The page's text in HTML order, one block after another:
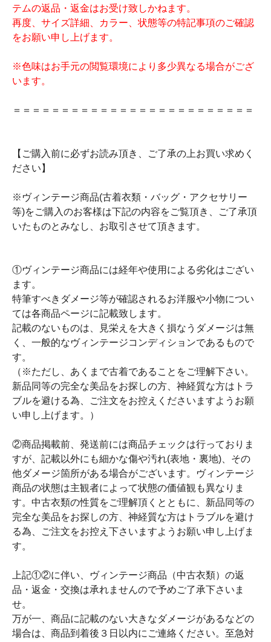
テムの返品・返金はお受け致しかねます。
再度、サイズ詳細、カラー、状態等の特記事項のご確認
をお願い申し上げます。
※色味はお手元の閲覧環境により多少異なる場合がござ
います。
＝＝＝＝＝＝＝＝＝＝＝＝＝＝＝＝＝＝＝＝＝＝＝＝＝
【ご購入前に必ずお読み頂き、ご了承の上お買い求めく
ださい】
※ヴィンテージ商品(古着衣類・バッグ・アクセサリー
等)をご購入のお客様は下記の内容をご覧頂き、ご了承頂
いたものとみなし、お取引させて頂きます。
①ヴィンテージ商品には経年や使用による劣化はござい
ます。
特筆すべきダメージ等が確認されるお洋服や小物につい
ては各商品ページに記載致します。
記載のないものは、見栄えを大きく損なうダメージは無
く、一般的なヴィンテージコンディションであるもので
す。
（※ただし、あくまで古着であることをご理解下さい。
新品同等の完全な美品をお探しの方、神経質な方はトラ
ブルを避ける為、ご注文をお控えくださいますようお願
い申し上げます。）
②商品掲載前、発送前には商品チェックは行っておりま
すが、記載以外にも細かな傷や汚れ(表地・裏地)、その
他ダメージ箇所がある場合がございます。ヴィンテージ
商品の状態は主観者によって状態の価値観も異なりま
す。中古衣類の性質をご理解頂くとともに、新品同等の
完全な美品をお探しの方、神経質な方はトラブルを避け
る為、ご注文をお控え下さいますようお願い申し上げま
す。
上記①②に伴い、ヴィンテージ商品（中古衣類）の返
品・返金・交換は承れませんので予めご了承下さいま
せ。
万が一、商品に記載のない大きなダメージがあるなどの
場合は、商品到着後３日以内にご連絡ください。至急対